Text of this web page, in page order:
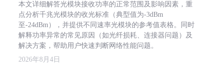
本文详细解答光模块接收功率的正常范围及影响因素，重
点分析千兆光模块的收光标准（典型值为-3dBm
至-24dBm），并提供不同速率光模块的参考值表格。同时
解释功率异常的常见原因（如光纤损耗、连接器问题）及
解决方案，帮助用户快速判断网络性能问题。
2026年8月4日